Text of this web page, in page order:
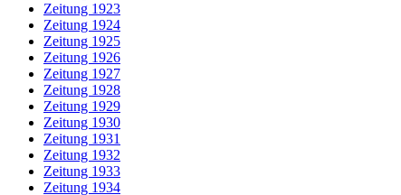
Zeitung 1923
Zeitung 1924
Zeitung 1925
Zeitung 1926
Zeitung 1927
Zeitung 1928
Zeitung 1929
Zeitung 1930
Zeitung 1931
Zeitung 1932
Zeitung 1933
Zeitung 1934